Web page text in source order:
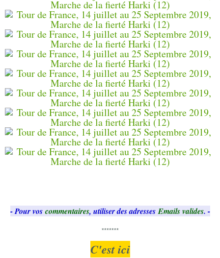
- Pour vos commentaires, utiliser des adresses Emails valides. -
*******
C'est ici